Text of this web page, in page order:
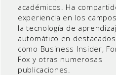
académicos. Ha
experiencia en los
la tecnología de
automático en
como Business Insider,
Fox y otras numerosas
publicaciones.